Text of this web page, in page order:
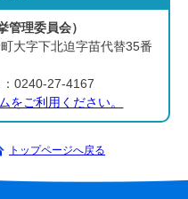
理委員会）
大字下北迫字苗代替35番
0240-27-4167
をご利用ください。
トップページへ戻る